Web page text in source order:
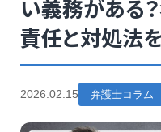
い義務がある
責任と対処法
2026.02.15 弁護士コラム